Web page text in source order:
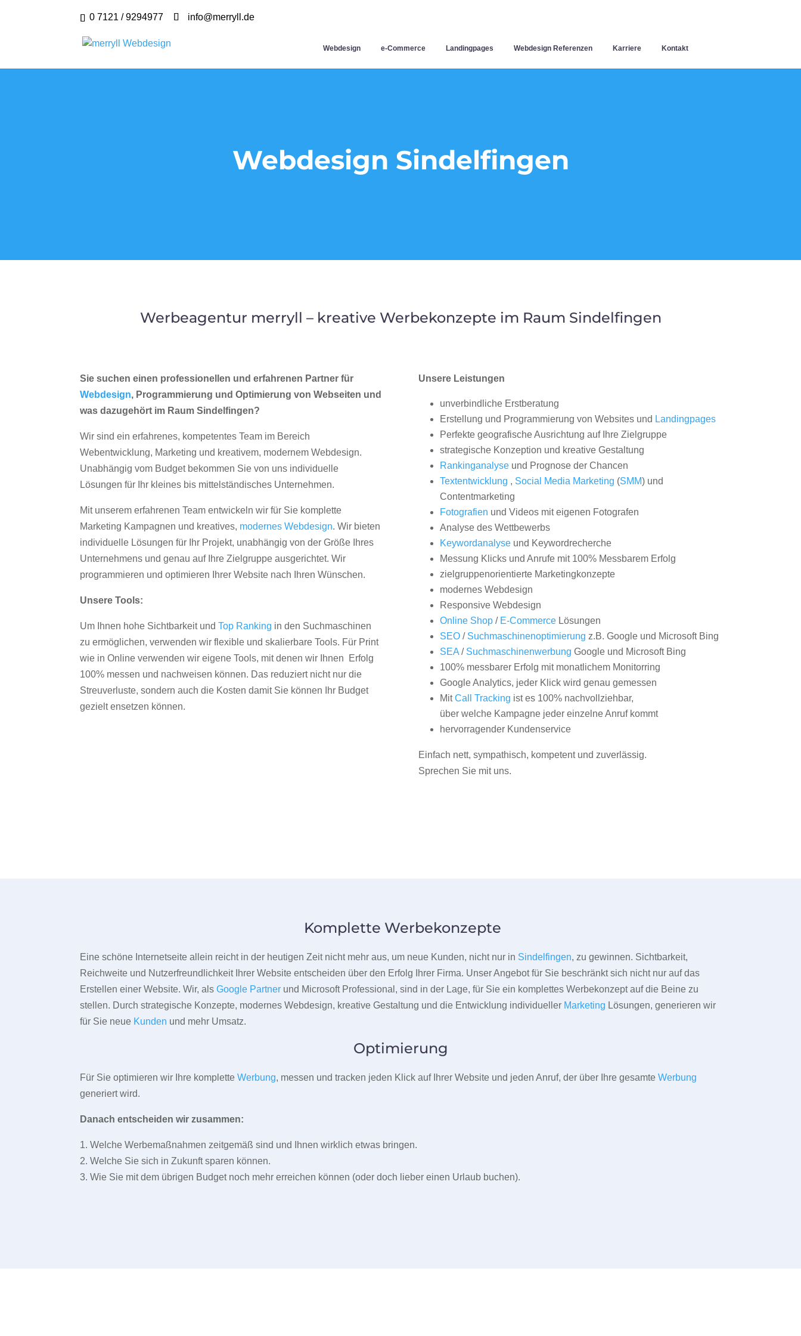
0 7121 / 9294977 info@merryll.de
Webdesign e-Commerce Landingpages Webdesign Referenzen Karriere Kontakt
Webdesign Sindelfingen
Werbeagentur merryll – kreative Werbekonzepte im Raum Sindelfingen
Sie suchen einen professionellen und erfahrenen Partner für
Webdesign, Programmierung und Optimierung von Webseiten und
was dazugehört im Raum Sindelfingen?
Wir sind ein erfahrenes, kompetentes Team im Bereich
Webentwicklung, Marketing und kreativem, modernem Webdesign.
Unabhängig vom Budget bekommen Sie von uns individuelle
Lösungen für Ihr kleines bis mittelständisches Unternehmen.
Mit unserem erfahrenen Team entwickeln wir für Sie komplette
Marketing Kampagnen und kreatives, modernes Webdesign. Wir bieten
individuelle Lösungen für Ihr Projekt, unabhängig von der Größe Ihres
Unternehmens und genau auf Ihre Zielgruppe ausgerichtet. Wir
programmieren und optimieren Ihrer Website nach Ihren Wünschen.
Unsere Tools:
Um Ihnen hohe Sichtbarkeit undTop Ranking in den Suchmaschinen
zu ermöglichen, verwenden wir flexible und skalierbare Tools. Für Print
wie in Online verwenden wir eigene Tools, mit denen wir Ihnen Erfolg
100% messen und nachweisen können. Das reduziert nicht nur die
Streuverluste, sondern auch die Kosten damit Sie können Ihr Budget
gezielt ensetzen können.
Unsere Leistungen
unverbindliche Erstberatung
Erstellung und Programmierung von Websites und Landingpages
Perfekte geografische Ausrichtung auf Ihre Zielgruppe
strategische Konzeption und kreative Gestaltung
Rankinganalyseund Prognose der Chancen
Textentwicklung , Social Media Marketing (SMM) und
Contentmarketing
Fotografien und Videos mit eigenen Fotografen
Analyse des Wettbewerbs
Keywordanalyseund Keywordrecherche
Messung Klicks und Anrufe mit 100% Messbarem Erfolg
zielgruppenorientierte Marketingkonzepte
modernes Webdesign
Responsive Webdesign
Online Shop/ E-CommerceLösungen
SEO/ Suchmaschinenoptimierung z.B. Google und Microsoft Bing
SEA/ Suchmaschinenwerbung Google und Microsoft Bing
100% messbarer Erfolg mit monatlichem Monitorring
Google Analytics, jeder Klick wird genau gemessen
MitCall Tracking ist es 100% nachvollziehbar,
über welche Kampagne jeder einzelne Anruf kommt
hervorragender Kundenservice
Einfach nett, sympathisch, kompetent und zuverlässig.
Sprechen Sie mit uns.
Komplette Werbekonzepte
Eine schöne Internetseite allein reicht in der heutigen Zeit nicht mehr aus, um neue Kunden, nicht nur in Sindelfingen, zu gewinnen. Sichtbarkeit,
Reichweite und Nutzerfreundlichkeit Ihrer Website entscheiden über den Erfolg Ihrer Firma. Unser Angebot für Sie beschränkt sich nicht nur auf das
Erstellen einer Website. Wir, alsGoogle Partner und Microsoft Professional, sind in der Lage, für Sie ein komplettes Werbekonzept auf die Beine zu
stellen. Durch strategische Konzepte, modernes Webdesign, kreative Gestaltung und die Entwicklung individueller Marketing Lösungen, generieren wir
für Sie neue Kunden und mehr Umsatz.
Optimierung
Für Sie optimieren wir Ihre kompletteWerbung, messen und tracken jeden Klick auf Ihrer Website und jeden Anruf, der über Ihre gesamteWerbung
generiert wird.
Danach entscheiden wir zusammen:
1. Welche Werbemaßnahmen zeitgemäß sind und Ihnen wirklich etwas bringen.
2. Welche Sie sich in Zukunft sparen können.
3. Wie Sie mit dem übrigen Budget noch mehr erreichen können (oder doch lieber einen Urlaub buchen).